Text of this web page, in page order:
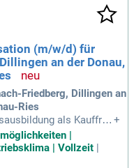
(m/w/d) für
an der Donau,
Friedberg, Dillingen an
Ries
als Kauffra
und bist zudem V
vergleichbare Qua
+
|
| Vollzeit